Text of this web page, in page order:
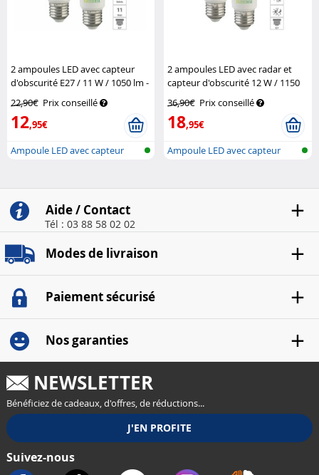
2 ampoules LED avec capteur
d'obscurité E27 / 11 W / 1050 lm -
Luminea
22,90€ Prix conseillé
12,95€
Ampoule LED avec capteur
2 ampoules LED avec radar et
capteur d'obscurité 12 W / 1150
Luminea
36,90€ Prix conseillé
18,95€
Ampoule LED avec capteur
Aide / Contact
Tél : 03 88 58 02 02
Modes de livraison
Paiement sécurisé
Nos garanties
NEWSLETTER
Bénéficiez de cadeaux, d'offres, de réductions...
Suivez-nous